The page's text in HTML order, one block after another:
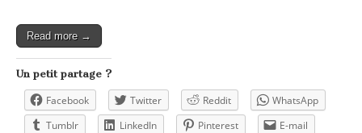
Read more →
Un petit partage ?
Facebook Twitter Reddit
WhatsApp
Tumblr
LinkedIn Pinterest
E-mail